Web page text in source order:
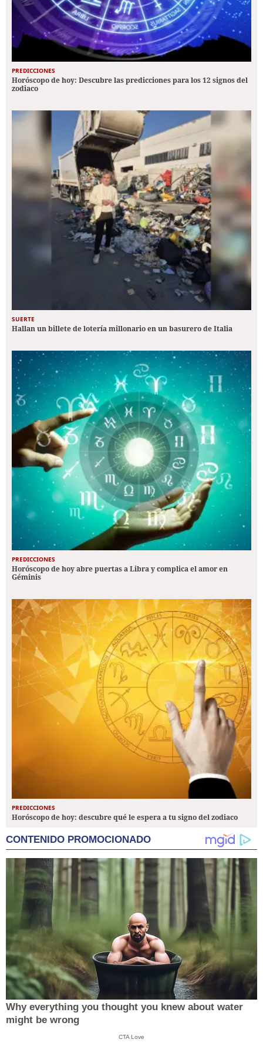
PREDICCIONES
Horóscopo de hoy: Descubre las predicciones para los 12 signos del
zodiaco
SUERTE
Hallan un billete de lotería millonario en un basurero de Italia
PREDICCIONES
Horóscopo de hoy abre puertas a Libra y complica el amor en
Géminis
PREDICCIONES
Horóscopo de hoy: descubre qué le espera a tu signo del zodiaco
CONTENIDO PROMOCIONADO
Why everything you thought you knew about water
might be wrong
CTA Love